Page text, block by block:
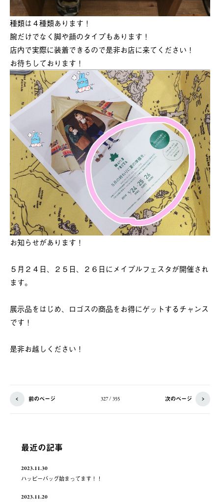
種類は４種類あります！
腕だけでなく脚や顔のタイプもあります！
店内で実際に装着できるので是非お店に来てください！
お待ちしております！
お知らせがあります！
５月２４日、２５日、２６日にメイプルフェスタが開催され
ます。
展示品をはじめ、ロゴスの商品をお得にゲットするチャンス
です！
是非お越しください！
前のページ 327 / 355 次のページ
最近の記事
2023.11.30
ハッピーバッグ始まってます！！
2023.11.20